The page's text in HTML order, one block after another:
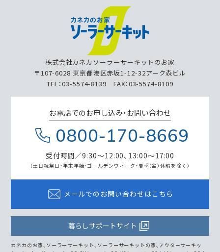
株式会社カネカソーラーサーキットのお家
〒107-6028 東京都港区赤坂1-12-32アーク森ビル
TEL：03-5574-8139 FAX：03-5574-8109
お電話でのお申し込み・お問い合わせ
0800-170-8669
受付時間／9:30～12:00、13:00～17:00
（土日祝祭日・年末年始・ゴールデンウィーク・夏季（盆）休暇を除く）
メールでのお問い合わせはこちら
暮らしサポートサイト
カネカのお家、ソーラーサーキット、ソーラーサーキットの家、アウターサーキッ